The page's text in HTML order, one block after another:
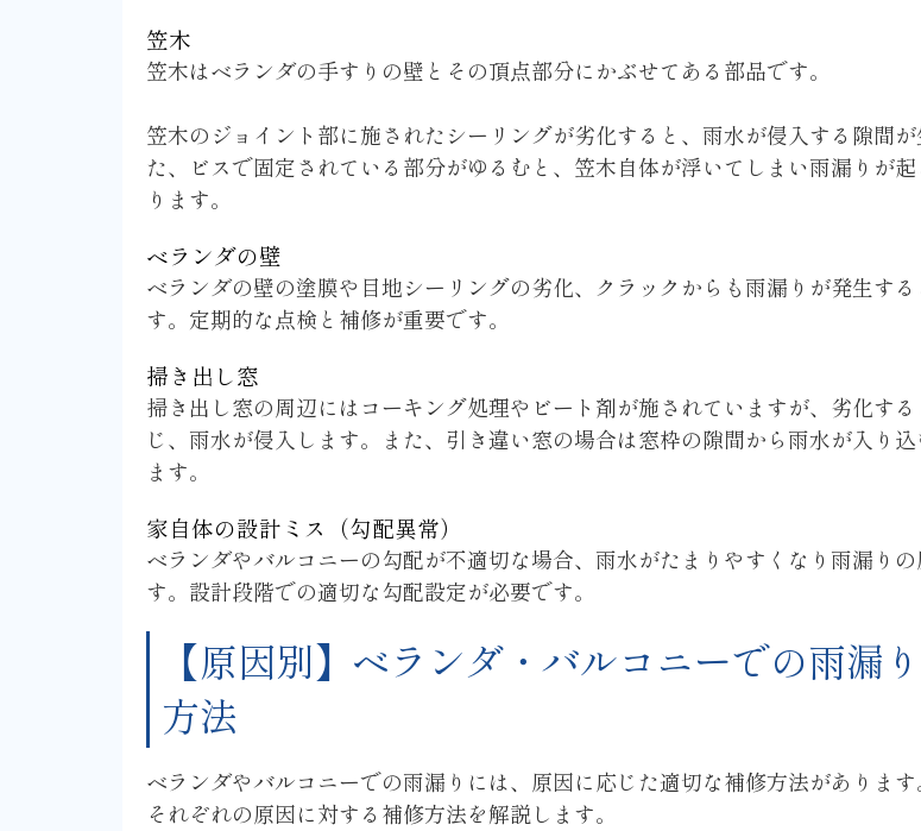
笠木
笠木はベランダの手すりの壁とその頂点部分にかぶせてある部品です。
笠木のジョイント部に施されたシーリングが劣化すると、雨水が侵入する隙間が
た、ビスで固定されている部分がゆるむと、笠木自体が浮いてしまい雨漏りが
ります。
ベランダの壁
ベランダの壁の塗膜や目地シーリングの劣化、クラックからも雨漏りが発生する
す。定期的な点検と補修が重要です。
掃き出し窓
掃き出し窓の周辺にはコーキング処理やビート剤が施されていますが、劣化す
じ、雨水が侵入します。また、引き違い窓の場合は窓枠の隙間から雨水が入り込
ます。
家自体の設計ミス（勾配異常）
ベランダやバルコニーの勾配が不適切な場合、雨水がたまりやすくなり雨漏りの
す。設計段階での適切な勾配設定が必要です。
【原因別】ベランダ・バルコニーでの雨漏
方法
ベランダやバルコニーでの雨漏りには、原因に応じた適切な補修方法があります
それぞれの原因に対する補修方法を解説します。